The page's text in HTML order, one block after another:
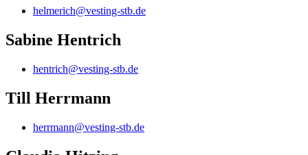
helmerich@vesting-stb.de
Sabine Hentrich
hentrich@vesting-stb.de
Till Herrmann
herrmann@vesting-stb.de